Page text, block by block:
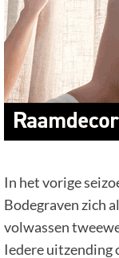
In het vorige
Bodegraven zich
volwassen
Iedere uitzending